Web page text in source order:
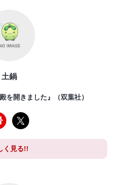
土鍋
を開きました』（双葉社）
く見る!!